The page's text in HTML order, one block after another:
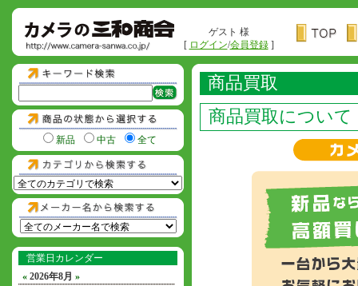
ゲスト 様
[ ログイン/会員登録]
新品 中古 全て
営業日カレンダー
« 2026年8月 »
商品買取
商品買取について